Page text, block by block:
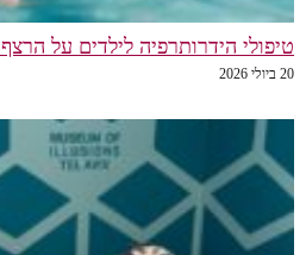
טיפולי הידרותרפיה לילדים על הרצף
20 ביולי 2026